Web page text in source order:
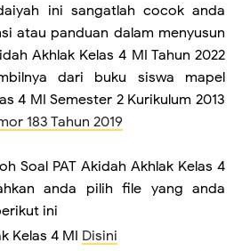
ini sangatlah cocok anda
atau panduan dalam menyusun
Akhlak Kelas 4 MI Tahun 2022
dari buku siswa mapel
4 MI Semester 2 Kurikulum 2013
183 Tahun 2019
Soal PAT Akidah Akhlak Kelas 4
anda pilih file yang anda
ini
Kelas 4 MI Disini